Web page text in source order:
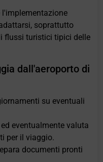
soprattutto
flussi turistici tipici delle
dall'aeroporto di
su eventuali
eventualmente valuta
per il viaggio.
documenti pronti